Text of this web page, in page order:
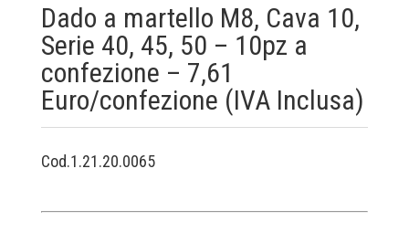
Dado a martello M8, Cava 10,
Serie 40, 45, 50 – 10pz a
confezione – 7,61
Euro/confezione (IVA Inclusa)
Cod.1.21.20.0065